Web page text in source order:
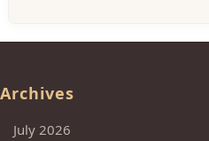
Archives
July 2026